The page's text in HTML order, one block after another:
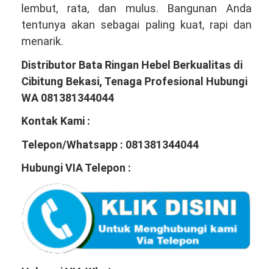
lembut, rata, dan mulus. Bangunan Anda
tentunya akan sebagai paling kuat, rapi dan
menarik.
Distributor Bata Ringan Hebel Berkualitas di
Cibitung Bekasi, Tenaga Profesional Hubungi
WA 081381344044
Kontak Kami :
Telepon/Whatsapp : 081381344044
Hubungi VIA Telepon :